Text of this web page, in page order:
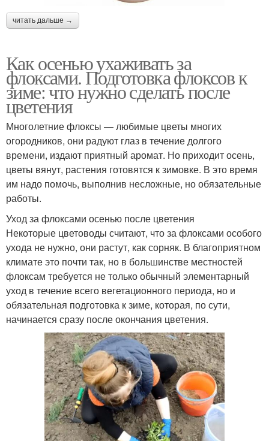
читать дальше →
Как осенью ухаживать за
флоксами. Подготовка флоксов к
зиме: что нужно сделать после
цветения
Многолетние флоксы — любимые цветы многих
огородников, они радуют глаз в течение долгого
времени, издают приятный аромат. Но приходит осень,
цветы вянут, растения готовятся к зимовке. В это время
им надо помочь, выполнив несложные, но обязательные
работы.
Уход за флоксами осенью после цветения
Некоторые цветоводы считают, что за флоксами особого
ухода не нужно, они растут, как сорняк. В благоприятном
климате это почти так, но в большинстве местностей
флоксам требуется не только обычный элементарный
уход в течение всего вегетационного периода, но и
обязательная подготовка к зиме, которая, по сути,
начинается сразу после окончания цветения.